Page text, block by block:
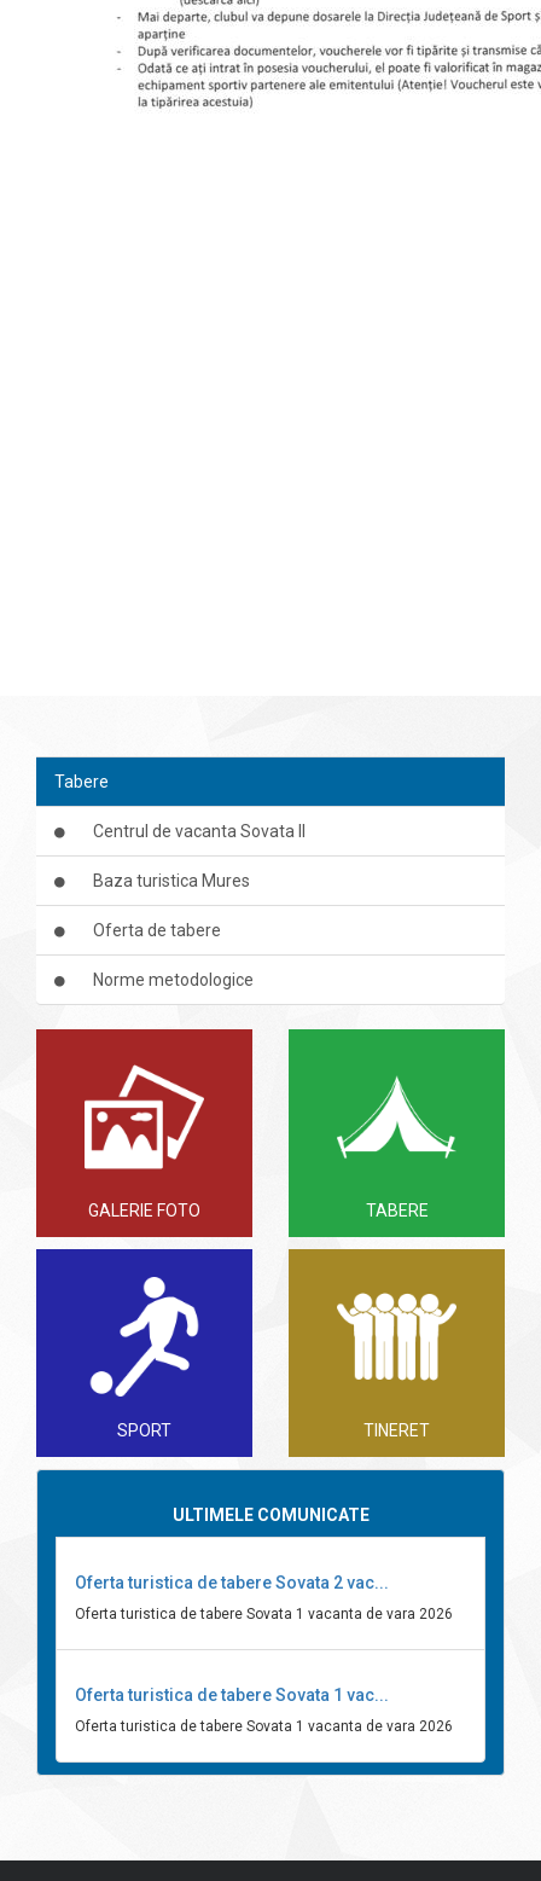
Tabere
Centrul de vacanta Sovata II
Baza turistica Mures
Oferta de tabere
Norme metodologice
GALERIE FOTO TABERE
SPORT TINERET
ULTIMELE COMUNICATE
Oferta turistica de tabere Sovata 2 vac...
Oferta turistica de tabere Sovata 1 vacanta de vara 2026
Oferta turistica de tabere Sovata 1 vac...
Oferta turistica de tabere Sovata 1 vacanta de vara 2026